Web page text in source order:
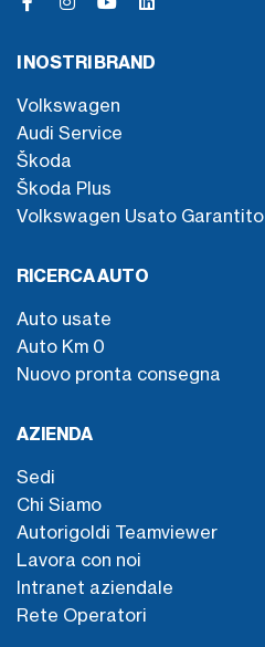
I NOSTRI BRAND
Volkswagen
Audi Service
Škoda
Škoda Plus
Volkswagen Usato Garantito
RICERCA AUTO
Auto usate
Auto Km 0
Nuovo pronta consegna
AZIENDA
Sedi
Chi Siamo
Autorigoldi Teamviewer
Lavora con noi
Intranet aziendale
Rete Operatori